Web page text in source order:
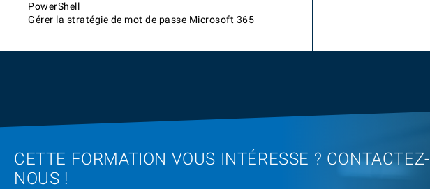
PowerShell
Gérer la stratégie de mot de passe Microsoft 365
CETTE FORMATION VOUS INTÉRESSE ? CONTACTEZ-
NOUS !